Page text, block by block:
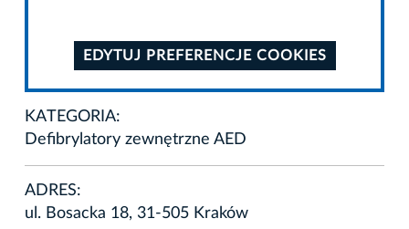
EDYTUJ PREFERENCJE COOKIES
KATEGORIA:
Defibrylatory zewnętrzne AED
ADRES:
ul. Bosacka 18, 31-505 Kraków